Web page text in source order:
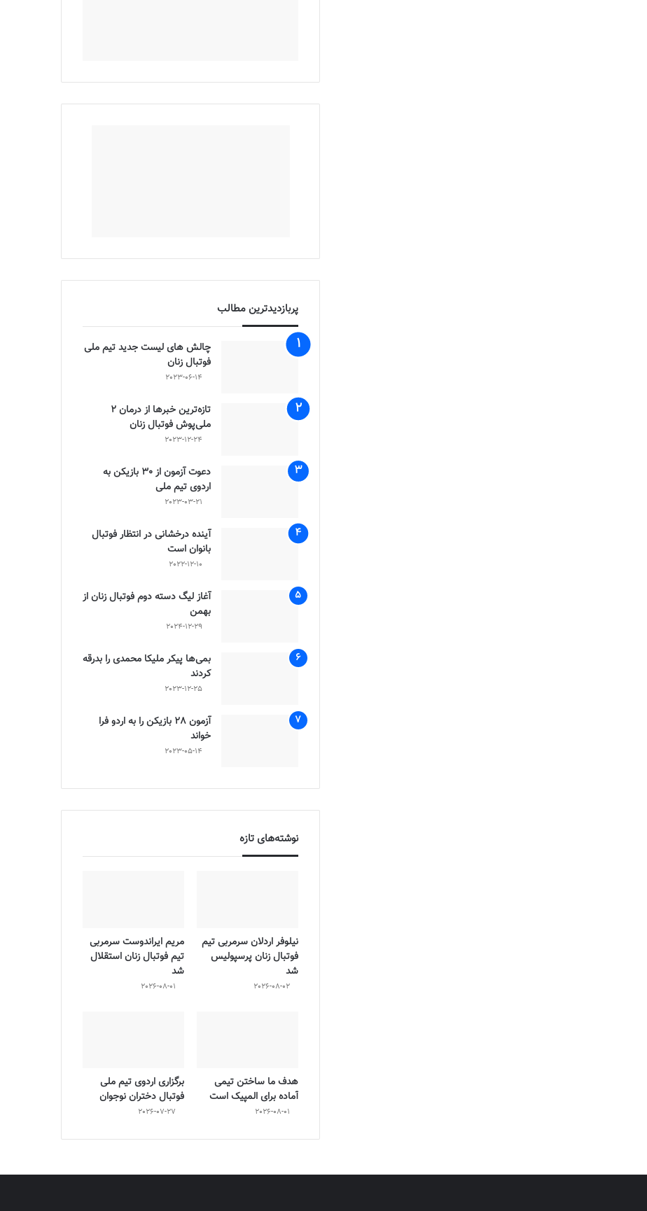
پربازدیدترین مطالب
چالش هاى ليست جدید تيم ملى
فوتبال زنان
2023-06-14
تازه‌ترین خبرها از درمان ۲
ملی‌پوش فوتبال زنان
2023-12-24
دعوت آزمون از 30 بازیکن به
اردوی تیم ملی
2023-03-21
آینده درخشانی در انتظار فوتبال
بانوان است
2022-12-10
آغاز لیگ دسته دوم فوتبال زنان از
بهمن
2024-12-29
بمی‌ها پیکر ملیکا محمدی را بدرقه
کردند
2023-12-25
آزمون 28 بازیکن را به اردو فرا
خواند
2023-05-14
نوشته‌های تازه
نیلوفر اردلان سرمربی تیم
فوتبال زنان پرسپولیس
شد
2026-08-02
مریم ایراندوست سرمربی
تیم فوتبال زنان استقلال
شد
2026-08-01
هدف ما ساختن تیمی
آماده برای المپیک است
2026-08-01
برگزاری اردوی تیم ملی
فوتبال دختران نوجوان
2026-07-27